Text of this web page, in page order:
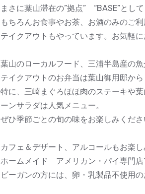
まさに葉山滞在の”拠点” “BASE”とし
もちろんお食事やお茶、お酒のみのご利
テイクアウトもやっています。お気軽に
葉山のローカルフード、三浦半島産の
テイクアウトのお弁当は葉山御用邸か
特に、三崎まぐろほほ肉のステーキや
ーンサラダは人気メニュー。
ぜひ季節ごとの旬の味をお楽しみくださ
カフェ＆デザート、アルコールもお楽し
ホームメイド アメリカン・パイ専門店
ビーガンの方には、卵・乳製品不使用